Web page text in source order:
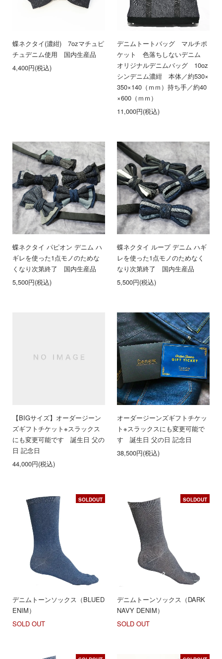
蝶ネクタイ(濃紺) 7ozマチュピ
チュデニム使用 国内生産品
4,400円(税込)
デニムトートバッグ マルチポ
ケット 色落ちしないデニム
オリジナルデニムバッグ 10oz
シンデニム濃紺 本体／約530×
350×140（ｍｍ）持ち手／約40
×600（ｍｍ）
11,000円(税込)
蝶ネクタイ パピオン デニム ハ
ギレを使った1点モノのためな
くなり次第終了 国内生産品
5,500円(税込)
蝶ネクタイ ループ デニム ハギ
レを使った1点モノのためなく
なり次第終了 国内生産品
5,500円(税込)
【BIGサイズ】オーダージーン
ズギフトチケット※スラックス
にも変更可能です 誕生日 父の
日 記念日
44,000円(税込)
オーダージーンズギフトチケッ
ト※スラックスにも変更可能で
す 誕生日 父の日 記念日
38,500円(税込)
SOLDOUT
デニムトーンソックス（BLUED
ENIM）
SOLD OUT
SOLDOUT
デニムトーンソックス（DARK
NAVY DENIM）
SOLD OUT